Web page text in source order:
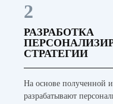
2
РАЗРАБОТКА
СТРАТЕГИИ
На основе полученной
разрабатывают